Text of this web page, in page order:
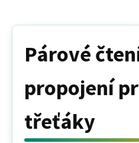
Párové
propojení
třeťáky